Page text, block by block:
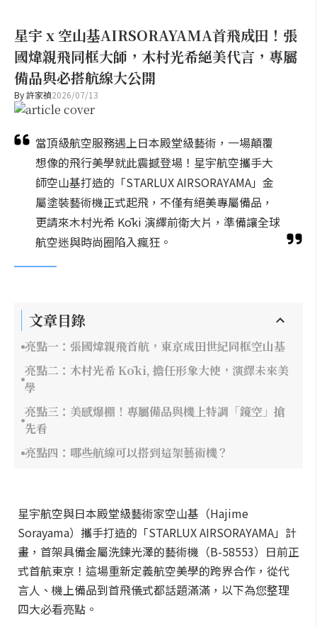
星宇 x 空山基AIRSORAYAMA首飛成田！張
國煒親飛同框大師，木村光希絕美代言，專屬
備品與必搭航線大公開
By許家禎2026/07/13
當頂級航空服務遇上日本殿堂級藝術，一場顛覆
想像的飛行美學就此震撼登場！星宇航空攜手大
師空山基打造的「STARLUX AIRSORAYAMA」金
屬塗裝藝術機正式起飛，不僅有絕美專屬備品，
更請來木村光希 Kōki 演繹前衛大片，準備讓全球
航空迷與時尚圈陷入瘋狂。
文章目錄
亮點一：張國煒親飛首航，東京成田世紀同框空山基
亮點二：木村光希 Kōki, 擔任形象大使，演繹未來美
學
亮點三：美感爆棚！專屬備品與機上特調「鏡空」搶
先看
亮點四：哪些航線可以搭到這架藝術機？
星宇航空與日本殿堂級藝術家空山基（Hajime
Sorayama）攜手打造的「STARLUX AIRSORAYAMA」計
畫，首架具備金屬洗鍊光澤的藝術機（B-58553）日前正
式首航東京！這場重新定義航空美學的跨界合作，從代
言人、機上備品到首飛儀式都話題滿滿，以下為您整理
四大必看亮點。